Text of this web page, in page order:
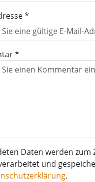
*
*
Daten werden
und
.